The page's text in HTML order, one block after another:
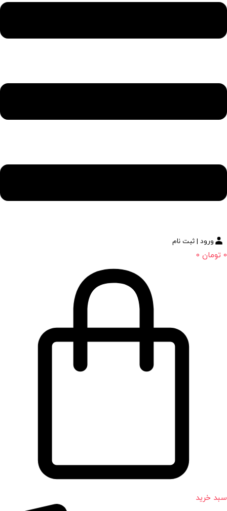
ورود | ثبت نام
0 تومان 0
سبد خرید